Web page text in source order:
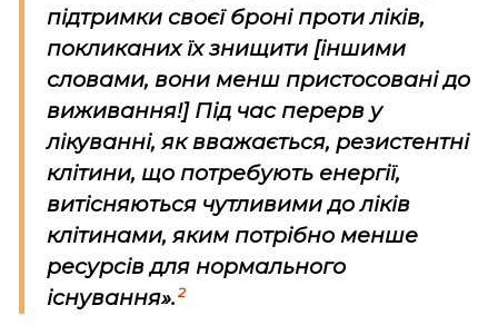
підтримки своєї броні проти ліків,
покликаних їх знищити [іншими
словами, вони менш пристосовані до
виживання!] Під час перерв у
лікуванні, як вважається, резистентні
клітини, що потребують енергії,
витісняються чутливими до ліків
клітинами, яким потрібно менше
ресурсів для нормального
існування». 2